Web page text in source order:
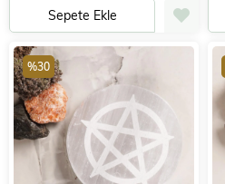
Sepete Ekle
%30